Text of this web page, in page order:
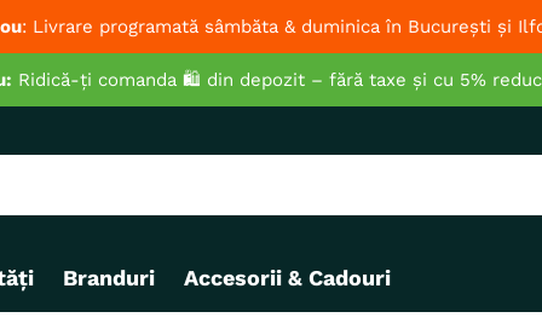
: Livrare programată sâmbăta & duminica în București și
Ridică-ți comanda 🛍️ din depozit – fără taxe și cu 5%
Branduri Accesorii & Cadouri